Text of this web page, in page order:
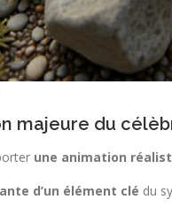
majeure du
une animation
d’un élément clé du